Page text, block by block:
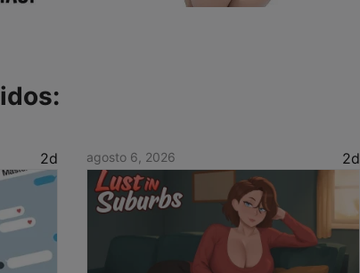
2d agosto 6, 2026 2d